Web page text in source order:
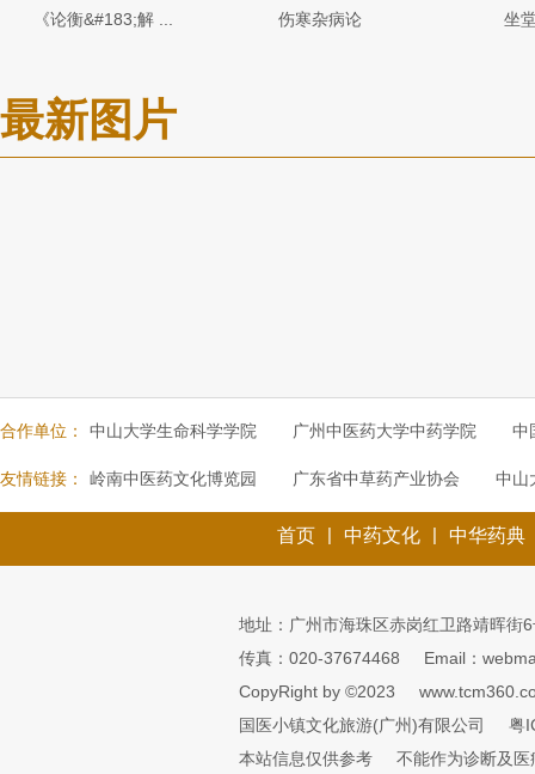
《论衡&#183;解 ... 伤寒杂病论 坐
最新图片
合作单位： 中山大学生命科学学院 广州中医药大学中药学院 中
友情链接： 岭南中医药文化博览园 广东省中草药产业协会 中山
首页 | 中药文化 | 中华药典
地址：广州市海珠区赤岗红卫路靖晖街
传真：020-37674468
Email：
CopyRight by ©2023
国医小镇文化旅游(广州)有限公司
粤
本站信息仅供参考
不能作为诊断及医